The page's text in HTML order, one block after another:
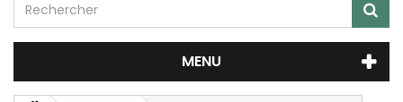
MENU